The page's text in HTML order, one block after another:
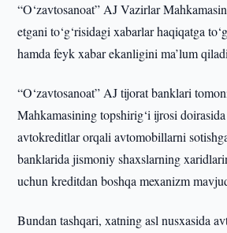
“O‘zavtosanoat” AJ Vazirlar
etgani to‘g‘risidagi xabarlar haqiqatga
hamda feyk xabar ekanligini ma’lum
“O‘zavtosanoat” AJ tijorat banklari
Mahkamasining topshirig‘i ijrosi
avtokreditlar orqali avtomobillarni
banklarida jismoniy shaxslarning
uchun kreditdan boshqa mexanizm
Bundan tashqari, xatning asl nusxasida